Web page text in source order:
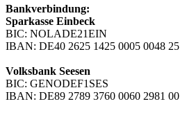
Bankverbindung:
Sparkasse Einbeck
BIC: NOLADE21EIN
IBAN: DE40 2625 1425 0005 0048 25
Volksbank Seesen
BIC: GENODEF1SES
IBAN: DE89 2789 3760 0060 2981 00